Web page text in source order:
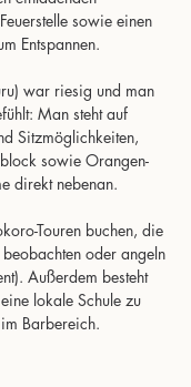
sowie einen
Entspannen.
war riesig und man
Man steht auf
Sitzmöglichkeiten,
sowie Orangen-
direkt nebenan.
Touren buchen, die
oder angeln
Außerdem besteht
lokale Schule zu
Barbereich.